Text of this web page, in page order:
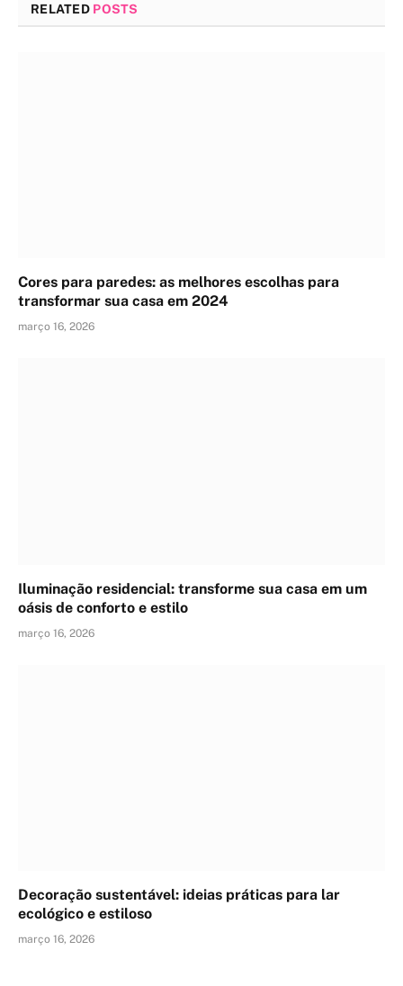
RELATED POSTS
Cores para paredes: as melhores escolhas para
transformar sua casa em 2024
março 16, 2026
Iluminação residencial: transforme sua casa em um
oásis de conforto e estilo
março 16, 2026
Decoração sustentável: ideias práticas para lar
ecológico e estiloso
março 16, 2026